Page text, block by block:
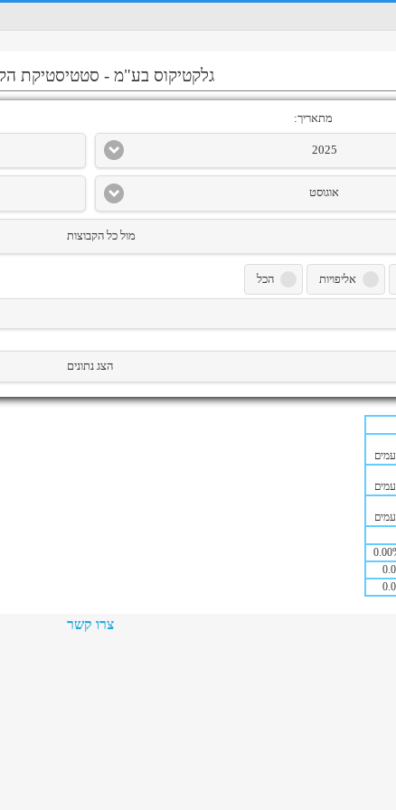
גלקטיקוס בע"מ- סטטיסטיקת
מתאריך:
2025
אוגוסט
מול כל הקבוצות
אליפויות הכל
הצג נתונים
0.00
צרו קשר